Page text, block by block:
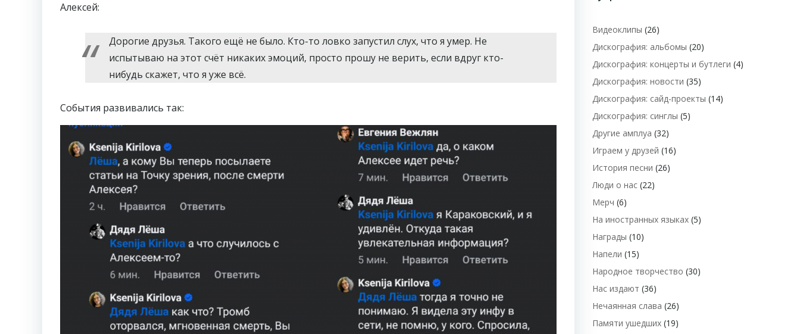
Алексей:
Дорогие друзья. Такого ещё не было. Кто-то ловко запустил слух, что я умер. Не
испытываю на этот счёт никаких эмоций, просто прошу не верить, если вдруг кто-
нибудь скажет, что я уже всё.
События развивались так:
Видеоклипы (26)
Дискография: альбомы (20)
Дискография: концерты и бутлеги (4)
Дискография: новости (35)
Дискография: сайд-проекты (14)
Дискография: синглы (5)
Другие амплуа (32)
Играем у друзей (16)
История песни (26)
Люди о нас (22)
Мерч (6)
На иностранных языках (5)
Награды (10)
Напели (15)
Народное творчество (30)
Нас издают (36)
Нечаянная слава (26)
Памяти ушедших (19)